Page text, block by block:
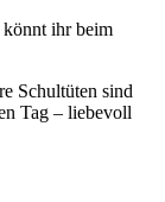
könnt ihr beim
Schultüten sind
Tag – liebevoll